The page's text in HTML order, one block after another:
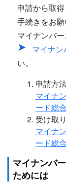
申請から取
手続きをお願
マイナンバ
マイナン
い。
申請方
マイナ
ード総
受け取
マイナ
ード総
マイナンバ
ためには